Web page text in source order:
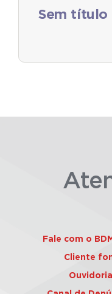
Sem título
Fale com o
Cliente